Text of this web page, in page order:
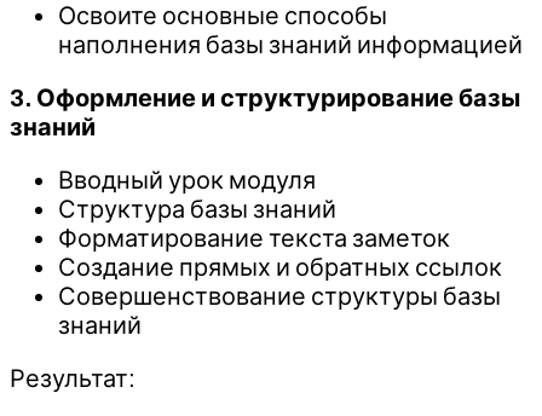
Освоите основные способы
наполнения базы знаний информацией
3. Оформление и структурирование базы
знаний
Вводный урок модуля
Структура базы знаний
Форматирование текста заметок
Создание прямых и обратных ссылок
Совершенствование структуры базы
знаний
Результат: